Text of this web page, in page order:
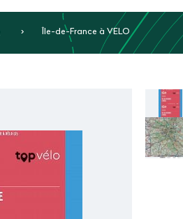
Île-de-France à VELO